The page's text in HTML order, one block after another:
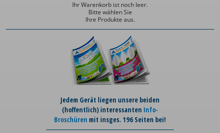
Ihr Warenkorb ist noch leer.
Bitte wählen Sie
Ihre Produkte aus.
Jedem Gerät liegen unsere beiden
(hoffentlich) interessanten Info-
Broschüren mit insges. 196 Seiten bei!